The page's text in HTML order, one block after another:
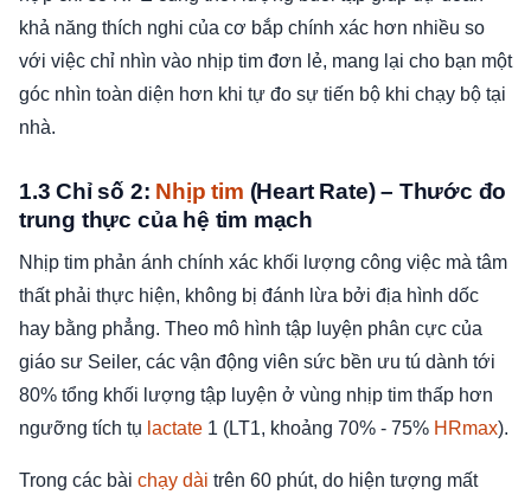
khả năng thích nghi của cơ bắp chính xác hơn nhiều so
với việc chỉ nhìn vào nhịp tim đơn lẻ, mang lại cho bạn một
góc nhìn toàn diện hơn khi tự đo sự tiến bộ khi chạy bộ tại
nhà.
1.3 Chỉ số 2: Nhịp tim (Heart Rate) – Thước đo
trung thực của hệ tim mạch
Nhịp tim phản ánh chính xác khối lượng công việc mà tâm
thất phải thực hiện, không bị đánh lừa bởi địa hình dốc
hay bằng phẳng. Theo mô hình tập luyện phân cực của
giáo sư Seiler, các vận động viên sức bền ưu tú dành tới
80% tổng khối lượng tập luyện ở vùng nhịp tim thấp hơn
ngưỡng tích tụ lactate 1 (LT1, khoảng 70% - 75% HRmax).
Trong các bài chạy dài trên 60 phút, do hiện tượng mất